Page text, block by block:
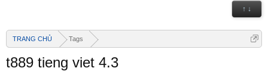
↑ ↓
TRANG CHỦ Tags
t889 tieng viet 4.3